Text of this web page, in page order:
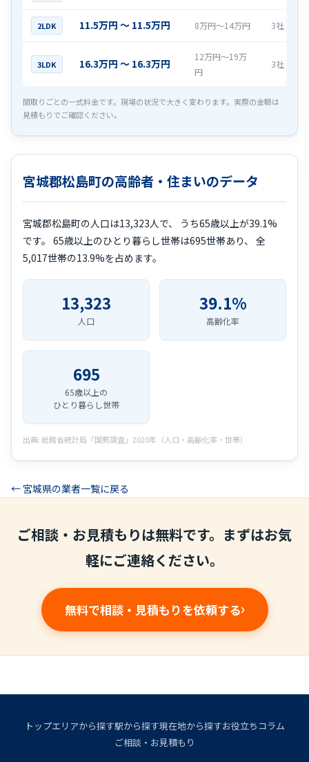
2LDK 11.5万円 〜 11.5万円 8万円〜14万円 3社
3LDK 16.3万円 〜 16.3万円
12万円〜19万
円
3社
間取りごとの一式料金です。現場の状況で大きく変わります。実際の金額は
見積もりでご確認ください。
宮城郡松島町の高齢者・住まいのデータ
宮城郡松島町の人口は13,323人で、 うち65歳以上が39.1%
です。 65歳以上のひとり暮らし世帯は695世帯あり、 全
5,017世帯の13.9%を占めます。
13,323
人口
39.1%
高齢化率
695
65歳以上の
ひとり暮らし世帯
出典: 総務省統計局「国勢調査」2020年（人口・高齢化率・世帯）
← 宮城県の業者一覧に戻る
ご相談・お見積もりは無料です。まずはお気
軽にご連絡ください。
無料で相談・見積もりを依頼する
トップエリアから探す駅から探す現在地から探すお役立ちコラム
ご相談・お見積もり